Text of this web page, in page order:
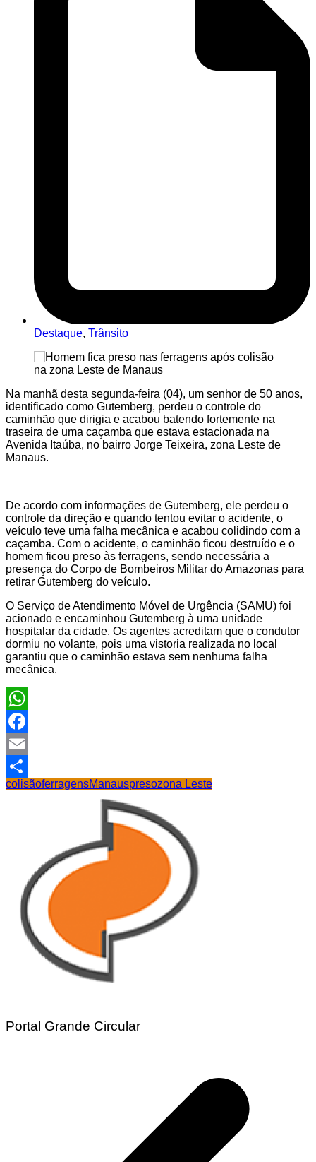
Destaque, Trânsito
Na manhã desta segunda-feira (04), um senhor de 50 anos,
identificado como Gutemberg, perdeu o controle do
caminhão que dirigia e acabou batendo fortemente na
traseira de uma caçamba que estava estacionada na
Avenida Itaúba, no bairro Jorge Teixeira, zona Leste de
Manaus.
De acordo com informações de Gutemberg, ele perdeu o
controle da direção e quando tentou evitar o acidente, o
veículo teve uma falha mecânica e acabou colidindo com a
caçamba. Com o acidente, o caminhão ficou destruído e o
homem ficou preso às ferragens, sendo necessária a
presença do Corpo de Bombeiros Militar do Amazonas para
retirar Gutemberg do veículo.
O Serviço de Atendimento Móvel de Urgência (SAMU) foi
acionado e encaminhou Gutemberg à uma unidade
hospitalar da cidade. Os agentes acreditam que o condutor
dormiu no volante, pois uma vistoria realizada no local
garantiu que o caminhão estava sem nenhuma falha
mecânica.
WhatsApp
Facebook
Email
Share
colisãoferragensManauspresozona Leste
Portal Grande Circular